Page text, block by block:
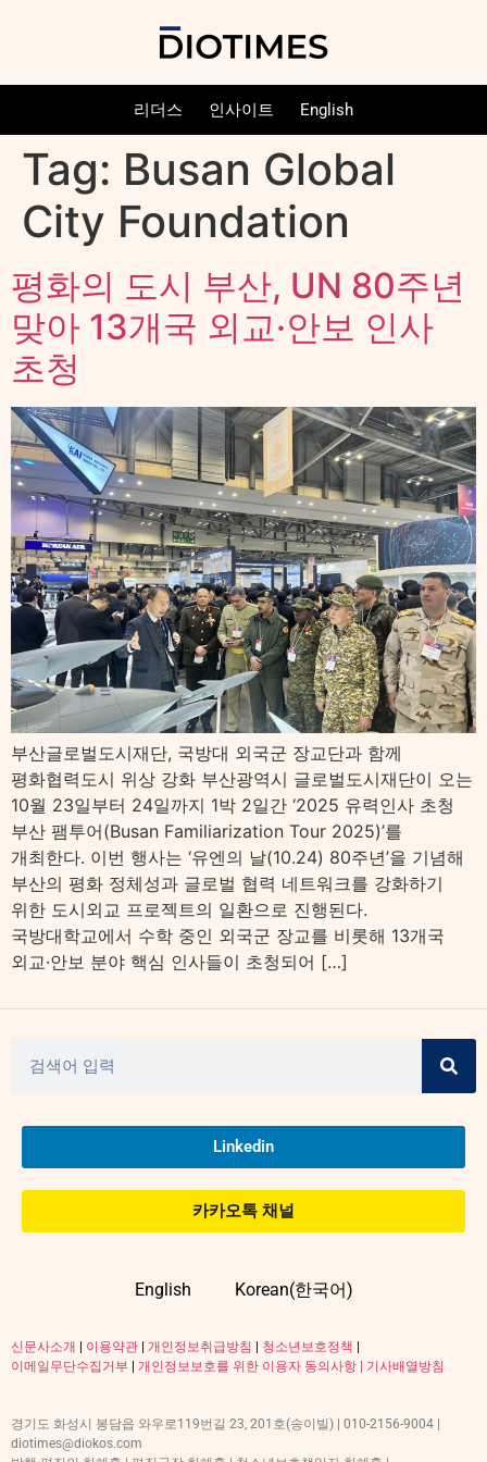
리더스 인사이트 English
Tag: Busan Global
City Foundation
평화의 도시 부산, UN 80주년
맞아 13개국 외교·안보 인사
초청
부산글로벌도시재단, 국방대 외국군 장교단과 함께
평화협력도시 위상 강화 부산광역시 글로벌도시재단이 오는
10월 23일부터 24일까지 1박 2일간 ‘2025 유력인사 초청
부산 팸투어(Busan Familiarization Tour 2025)’를
개최한다. 이번 행사는 ‘유엔의 날(10.24) 80주년’을 기념해
부산의 평화 정체성과 글로벌 협력 네트워크를 강화하기
위한 도시외교 프로젝트의 일환으로 진행된다.
국방대학교에서 수학 중인 외국군 장교를 비롯해 13개국
외교·안보 분야 핵심 인사들이 초청되어 […]
Linkedin
카카오톡 채널
English Korean(한국어)
신문사소개 이용약관 개인정보취급방침 청소년보호정책
이메일무단수집거부
개인정보보호를 위한 이용자 동의사항 | 기사배열방침
경기도 화성시 봉담읍 와우로119번길 23, 201호(송이빌) | 010-2156-9004 |
diotimes@diokos.com